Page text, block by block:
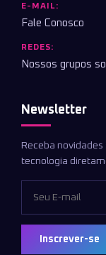
E-MAIL:
Fale Conosco
REDES:
Nossos grupos
Newsletter
Receba
tecnologia
Inscrever-se